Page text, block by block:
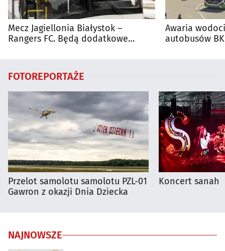
Mecz Jagiellonia Białystok –
Rangers FC. Będą dodatkowe
Awaria
autobusów
FOTOREPORTAŻE
Przelot samolotu samolotu PZL-01
Gawron z okazji Dnia Dziecka
Koncert sanah
NAJNOWSZE